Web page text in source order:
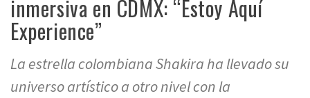
inmersiva en CDMX: “Estoy Aquí
Experience”
La estrella colombiana Shakira ha llevado su
universo artístico a otro nivel con la